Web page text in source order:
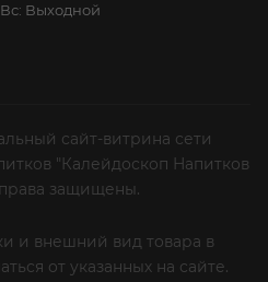
Вс: Выходной
сайт-витрина сети
"Калейдоскоп Напитков
защищены.
и внешний вид товара в
от указанных на сайте.